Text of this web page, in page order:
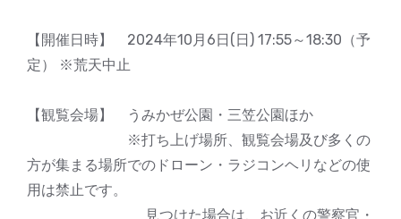
【開催日時】 2024年10月6日(日) 17:55～18:30（予
定） ※荒天中止
【観覧会場】 うみかぜ公園・三笠公園ほか
※打ち上げ場所、観覧会場及び多くの
方が集まる場所でのドローン・ラジコンヘリなどの使
用は禁止です。
見つけた場合は、お近くの警察官・